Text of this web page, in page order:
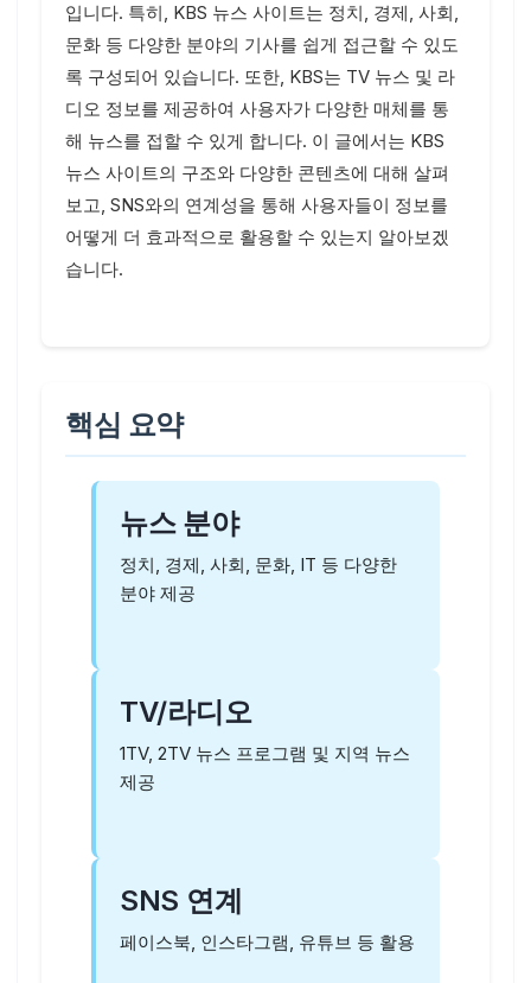
입니다. 특히, KBS 뉴스 사이트는 정치, 경제, 사회,
문화 등 다양한 분야의 기사를 쉽게 접근할 수 있도
록 구성되어 있습니다. 또한, KBS는 TV 뉴스 및 라
디오 정보를 제공하여 사용자가 다양한 매체를 통
해 뉴스를 접할 수 있게 합니다. 이 글에서는 KBS
뉴스 사이트의 구조와 다양한 콘텐츠에 대해 살펴
보고, SNS와의 연계성을 통해 사용자들이 정보를
어떻게 더 효과적으로 활용할 수 있는지 알아보겠
습니다.
핵심 요약
뉴스 분야
정치, 경제, 사회, 문화, IT 등 다양한
분야 제공
TV/라디오
1TV, 2TV 뉴스 프로그램 및 지역 뉴스
제공
SNS 연계
페이스북, 인스타그램, 유튜브 등 활용